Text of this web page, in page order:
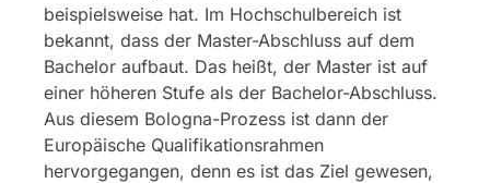
beispielsweise hat. Im Hochschulbereich ist
bekannt, dass der Master-Abschluss auf dem
Bachelor aufbaut. Das heißt, der Master ist auf
einer höheren Stufe als der Bachelor-Abschluss.
Aus diesem Bologna-Prozess ist dann der
Europäische Qualifikationsrahmen
hervorgegangen, denn es ist das Ziel gewesen,